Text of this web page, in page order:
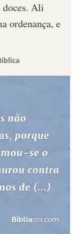
doces. Ali
ordenança, e